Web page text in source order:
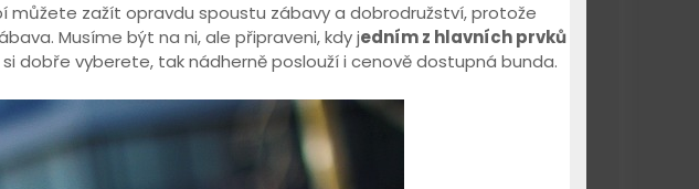
zažít opravdu spoustu zábavy a dobrodružství, protože
Musíme být na ni, ale připraveni, kdy jedním z hlavních prvků
dobře vyberete, tak nádherně poslouží i cenově dostupná bunda.